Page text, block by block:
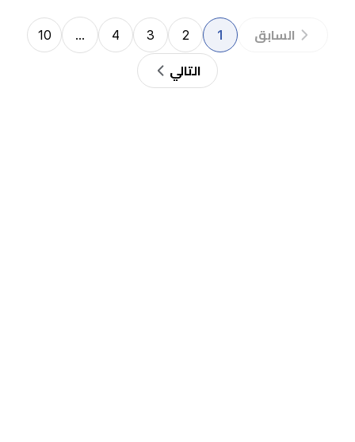
السابق 1
2
3
4
…
10
التالي